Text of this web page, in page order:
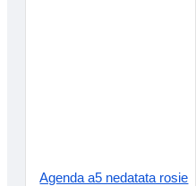
Agenda a5 nedatata rosie